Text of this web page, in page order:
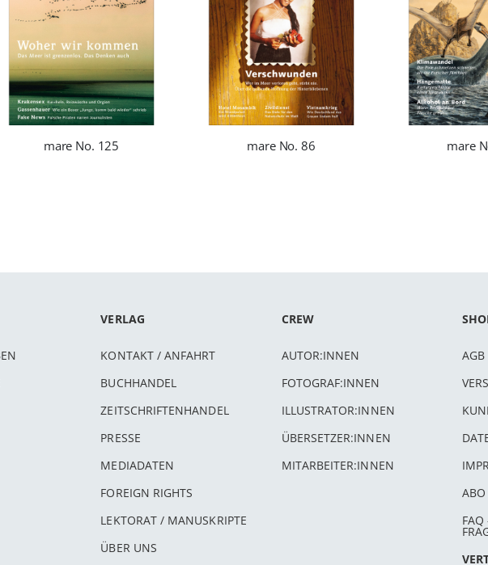
mare No. 125 mare No. 86 mare
VERLAG
KONTAKT / ANFAHRT
BUCHHANDEL
ZEITSCHRIFTENHANDEL
PRESSE
MEDIADATEN
FOREIGN RIGHTS
LEKTORAT / MANUSKRIPTE
ÜBER UNS
CREW
AUTOR:INNEN
FOTOGRAF:INNEN
ILLUSTRATOR:INNEN
ÜBERSETZER:INNEN
MITARBEITER:INNEN
AGB
FAQ